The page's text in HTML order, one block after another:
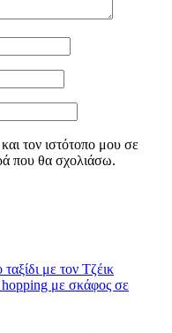
τον ιστότοπο μου σε
που θα σχολιάσω.
με τον Τζέικ
hopping με σκάφος σε